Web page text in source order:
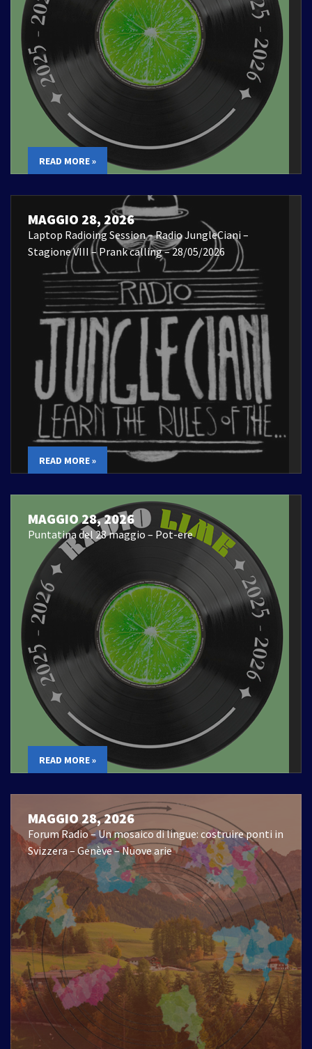
READ MORE »
MAGGIO 28, 2026
Laptop Radioing Session – Radio JungleCiani –
Stagione VIII – Prank calling – 28/05/2026
READ MORE »
MAGGIO 28, 2026
Puntatina del 28 maggio – Pot-ere
READ MORE »
MAGGIO 28, 2026
Forum Radio – Un mosaico di lingue: costruire ponti in
Svizzera – Genève – Nuove arie